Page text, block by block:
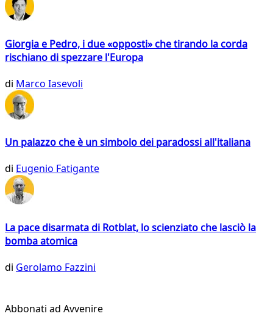
Giorgia e Pedro, i due «opposti» che tirando la corda
rischiano di spezzare l'Europa
di Marco Iasevoli
Un palazzo che è un simbolo dei paradossi all'italiana
di Eugenio Fatigante
La pace disarmata di Rotblat, lo scienziato che lasciò la
bomba atomica
di Gerolamo Fazzini
Abbonati ad Avvenire